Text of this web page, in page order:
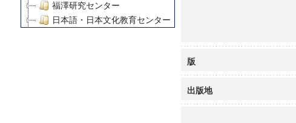
福澤研究センター
日本語・日本文化教育センター
デジタルメディア・コンテンツ統合研究センター
グローバルリサーチインスティテュート
版
出版地